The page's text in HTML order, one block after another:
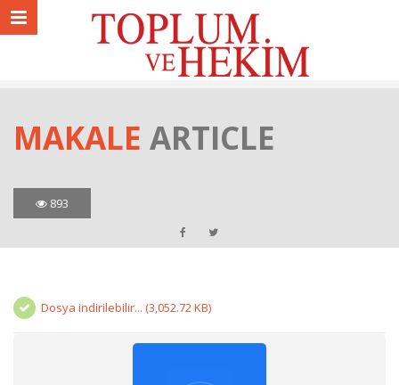
MAKALE ARTICLE
893
Dosya indirilebilir... (3,052.72 KB)